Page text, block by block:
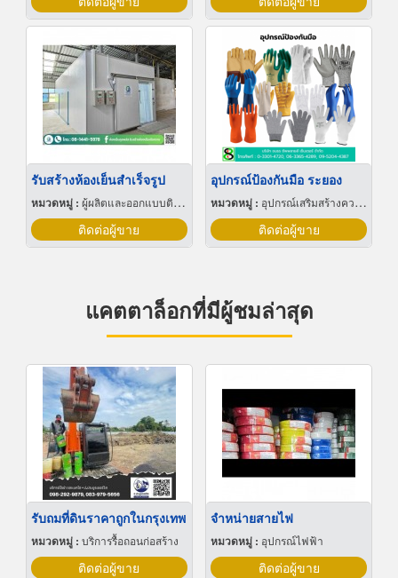
รับสร้างห้องเย็นสำเร็จรูป
หมวดหมู่ : ผู้ผลิตและออกแบบติดตั้งห้องเย็น
ติดต่อผู้ขาย
อุปกรณ์ป้องกันมือ ระยอง
หมวดหมู่ : อุปกรณ์เสริมสร้างความปลอดภัย
ติดต่อผู้ขาย
แคตตาล็อกที่มีผู้ชมล่าสุด
รับถมที่ดินราคาถูกในกรุงเทพ
หมวดหมู่ : บริการรื้อถอนก่อสร้าง
ติดต่อผู้ขาย
จำหน่ายสายไฟ
หมวดหมู่ : อุปกรณ์ไฟฟ้า
ติดต่อผู้ขาย